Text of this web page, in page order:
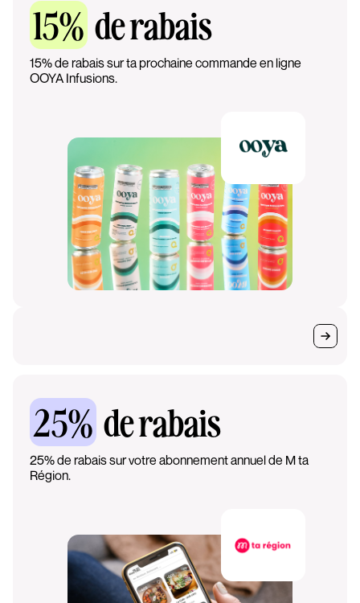
15% de rabais
15% de rabais sur ta prochaine commande en ligne
OOYA Infusions.
25% de rabais
25% de rabais sur votre abonnement annuel de M ta
Région.